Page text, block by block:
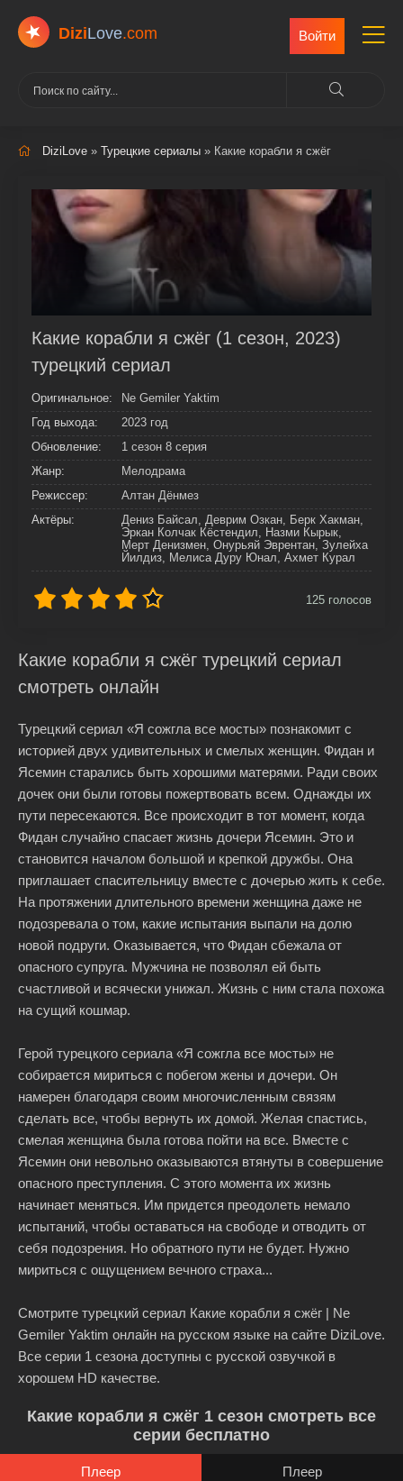
DiziLove.com Войти
DiziLove » Турецкие сериалы » Какие корабли я сжёг
Какие корабли я сжёг (1 сезон, 2023)
турецкий сериал
Оригинальное:
Ne Gemiler Yaktim
Год выхода:
2023 год
Обновление:
1 сезон 8 серия
Жанр:
Мелодрама
Режиссер:
Алтан Дёнмез
Актёры:
Дениз Байсал, Деврим Озкан, Берк Хакман,
Эркан Колчак Кёстендил, Назми Кырык,
Мерт Денизмен, Онурьяй Эврентан, Зулейха
Йилдиз, Мелиса Дуру Юнал, Ахмет Курал
125 голосов
Какие корабли я сжёг турецкий сериал
смотреть онлайн
Турецкий сериал «Я сожгла все мосты» познакомит с
историей двух удивительных и смелых женщин. Фидан и
Ясемин старались быть хорошими матерями. Ради своих
дочек они были готовы пожертвовать всем. Однажды их
пути пересекаются. Все происходит в тот момент, когда
Фидан случайно спасает жизнь дочери Ясемин. Это и
становится началом большой и крепкой дружбы. Она
приглашает спасительницу вместе с дочерью жить к себе.
На протяжении длительного времени женщина даже не
подозревала о том, какие испытания выпали на долю
новой подруги. Оказывается, что Фидан сбежала от
опасного супруга. Мужчина не позволял ей быть
счастливой и всячески унижал. Жизнь с ним стала похожа
на сущий кошмар.
Герой турецкого сериала «Я сожгла все мосты» не
собирается мириться с побегом жены и дочери. Он
намерен благодаря своим многочисленным связям
сделать все, чтобы вернуть их домой. Желая спастись,
смелая женщина была готова пойти на все. Вместе с
Ясемин они невольно оказываются втянуты в совершение
опасного преступления. С этого момента их жизнь
начинает меняться. Им придется преодолеть немало
испытаний, чтобы оставаться на свободе и отводить от
себя подозрения. Но обратного пути не будет. Нужно
мириться с ощущением вечного страха...
Смотрите турецкий сериал Какие корабли я сжёг | Ne
Gemiler Yaktim онлайн на русском языке на сайте DiziLove.
Все серии 1 сезона доступны с русской озвучкой в
хорошем HD качестве.
Какие корабли я сжёг 1 сезон смотреть все
серии бесплатно
Плеер
Плеер